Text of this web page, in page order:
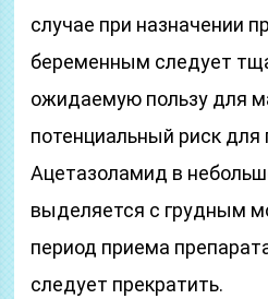
случае при назначении
беременным следует
ожидаемую пользу для
потенциальный риск для
Ацетазоламид в
выделяется с грудным
период приема
следует прекратить.